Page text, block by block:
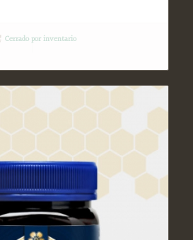
Cerrado por inventario